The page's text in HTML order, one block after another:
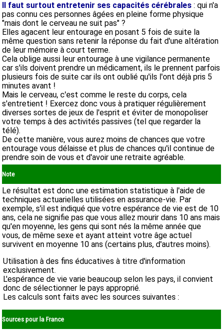
Il faut surtout entretenir ses capacités cérébrales : qui n'a
pas connu ces personnes âgées en pleine forme physique
"mais dont le cerveau ne suit pas" ?
Elles agacent leur entourage en posant 5 fois de suite la
même question sans retenir la réponse du fait d'une altération
de leur mémoire à court terme.
Cela oblige aussi leur entourage à une vigilance permanente
car s'ils doivent prendre un médicament, ils le prennent parfois
plusieurs fois de suite car ils ont oublié qu'ils l'ont déjà pris 5
minutes avant !
Mais le cerveau, c'est comme le reste du corps, cela
s'entretient ! Exercez donc vous à pratiquer régulièrement
diverses sortes de jeux de l'esprit et éviter de monopoliser
votre temps à des activités passives (tel que regarder la
télé).
De cette manière, vous aurez moins de chances que votre
entourage vous délaisse et plus de chances qu'il continue de
prendre soin de vous et d'avoir une retraite agréable.
Note
Le résultat est donc une estimation statistique à l'aide de
techniques actuarielles utilisées en assurance-vie. Par
exemple, s'il est indiqué que votre espérance de vie est de 10
ans, cela ne signifie pas que vous allez mourir dans 10 ans mais
qu'en moyenne, les gens qui sont nés la même année que
vous, de même sexe et ayant atteint votre âge actuel
survivent en moyenne 10 ans (certains plus, d'autres moins).
Utilisation à des fins éducatives à titre d'information
exclusivement.
L'espérance de vie varie beaucoup selon les pays, il convient
donc de sélectionner le pays approprié.
Les calculs sont faits avec les sources suivantes :
Sources pour la France